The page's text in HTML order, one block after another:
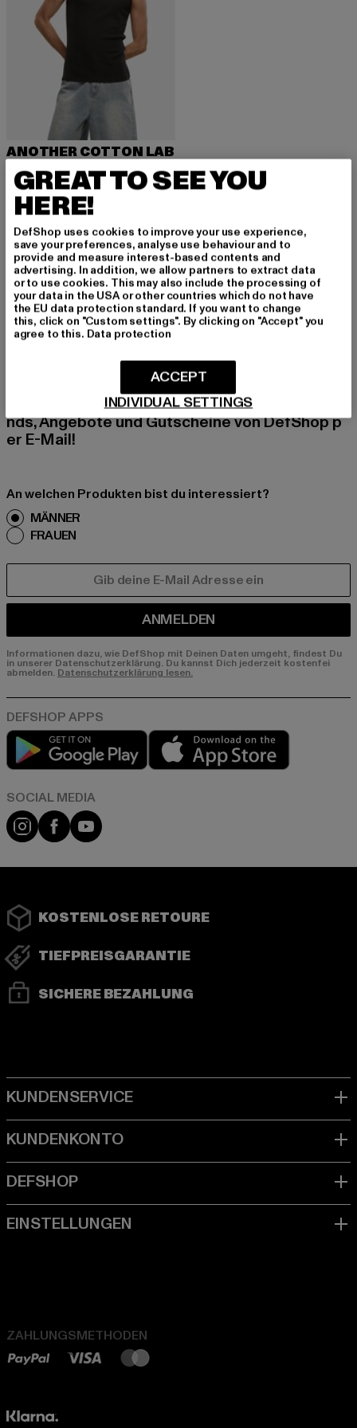
ANOTHER COTTON LAB
Oversized Heavy Rip Tanktop
29,93 EUR
Derzeitiger Preis: 29,93 EUR
39,90 EUR Aktionspreis: 39,90 EUR
MELDE DICH AN, UM
INSPIRIERT ZU BLEI
Melde dich hier für unseren Newsletter an und
erhalte künftig Informationen über aktuelle Tre
nds, Angebote und Gutscheine von DefShop p
er E-Mail!
An welchen Produkten bist du interessiert?
MÄNNER
FRAUEN
ANMELDEN
Informationen dazu, wie DefShop mit Deinen Daten umgeht, findest Du
in unserer Datenschutzerklärung. Du kannst Dich jederzeit kostenfei
abmelden. Datenschutzerklärung lesen.
Play market
Instagram
FacebookYouTube
KOSTENLOSE RETOURE
TIEFPREISGARANTIE
SICHERE BEZAHLUNG
ZAHLUNGSMETHODEN
GREAT TO SEE YOU
HERE!
DefShop uses cookies to improve your use experience,
save your preferences, analyse use behaviour and to
provide and measure interest-based contents and
advertising. In addition, we allow partners to extract data
or to use cookies. This may also include the processing of
your data in the USA or other countries which do not have
the EU data protection standard. If you want to change
this, click on "Custom settings". By clicking on "Accept" you
agree to this. Data protection
INDIVIDUAL SETTINGS
ACCEPT